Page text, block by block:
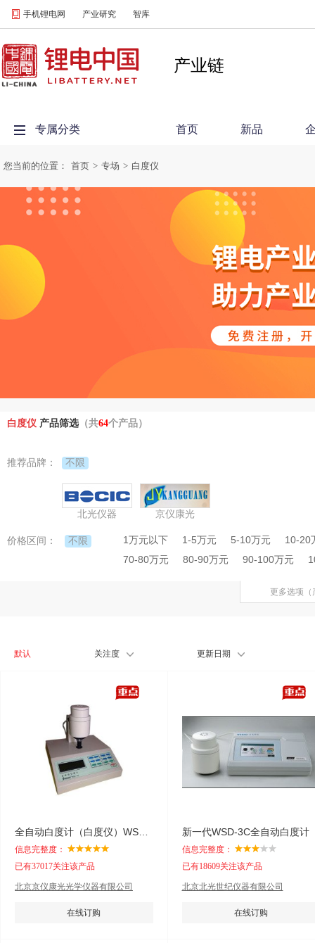
手机锂电网 产业研究 智库
产业链
专属分类 首页 新品
您当前的位置： 首页 > 专场 > 白度仪
白度仪 产品筛选（共64个产品）
推荐品牌： 不限
北光仪器 京仪康光
价格区间： 不限 1万元以下 1-5万元 5-10万元
10-20
70-80万元
80-90万元 90-100万元
更多选项
默认 关注度 更新日期
信息完整度：
已有37017关注该产品
北京京仪康光光学仪器有限公司
在线订购
新一代WSD-3C全自动白度计
信息完整度：
已有18609关注该产品
北京北光世纪仪器有限公司
在线订购